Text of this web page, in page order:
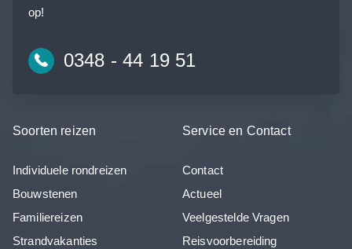
op!
0348 - 44 19 51
Soorten reizen
Individuele rondreizen
Bouwstenen
Familiereizen
Strandvakanties
Service en Contact
Contact
Actueel
Veelgestelde Vragen
Reisvoorbereiding